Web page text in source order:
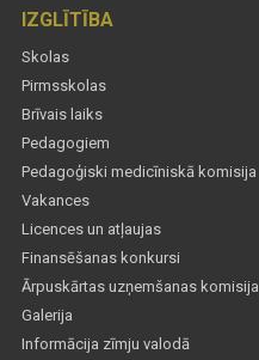
IZGLĪTĪBA
Skolas
Pirmsskolas
Brīvais laiks
Pedagogiem
Pedagoģiski medicīniskā komisija
Vakances
Licences un atļaujas
Finansēšanas konkursi
Ārpuskārtas uzņemšanas komisija
Galerija
Informācija zīmju valodā